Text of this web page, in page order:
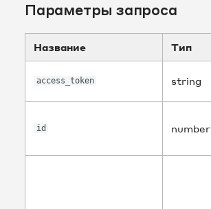
Параметры запроса
Название Тип
access_token string
id number